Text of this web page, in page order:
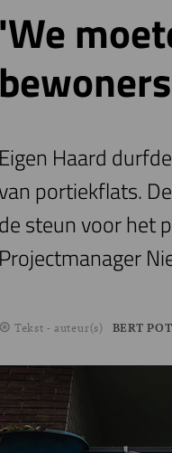
'We
Eigen Haard
portiekflats.
de steun voor het
Projectmanager
Tekst - auteur(s) BERT